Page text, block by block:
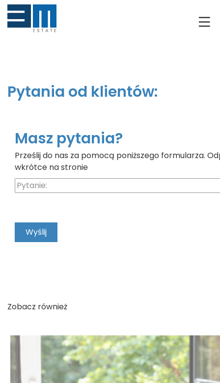
O NAS
NIERUCHOMOŚCI
DRON
KREDYTOWANIE
KONTAKT
Pytania od klientów:
Masz pytania?
Prześlij do nas za pomocą poniższego formularza.
wkrótce na stronie
Zobacz również